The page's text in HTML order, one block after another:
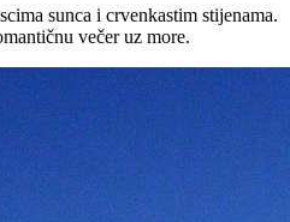
sunca i crvenkastim stijenama.
večer uz more.